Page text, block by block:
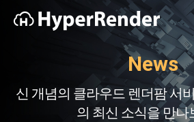
News
신 개념의 클라우드 렌더팜 서
의 최신 소식을 만나